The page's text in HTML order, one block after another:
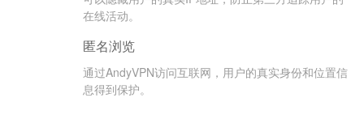
在线活动。
匿名浏览
通过AndyVPN访问互联网，用户的真实身份和位置信
息得到保护。